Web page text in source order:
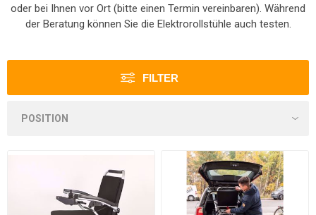
oder bei Ihnen vor Ort (bitte einen Termin vereinbaren). Während
der Beratung können Sie die Elektrorollstühle auch testen.
FILTER